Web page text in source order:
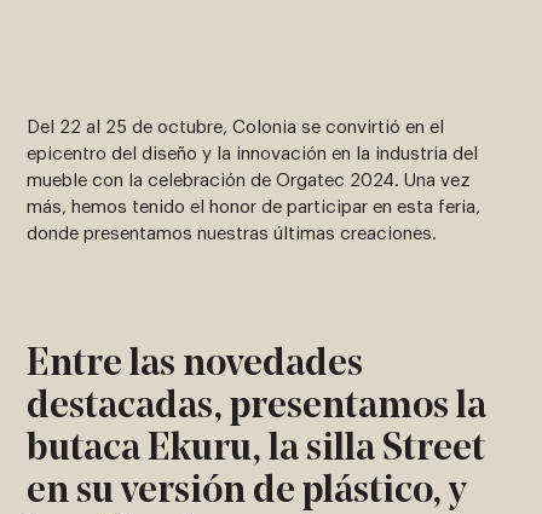
Del 22 al 25 de octubre, Colonia se convirtió en el
epicentro del diseño y la innovación en la industria del
mueble con la celebración de Orgatec 2024. Una vez
más, hemos tenido el honor de participar en esta feria,
donde presentamos nuestras últimas creaciones.
Entre las novedades
destacadas, presentamos la
butaca Ekuru, la silla Street
en su versión de plástico, y